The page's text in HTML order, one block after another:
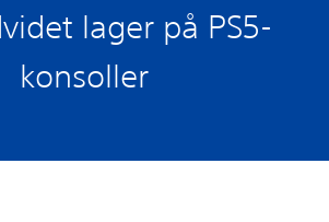
lager på PS5-
konsoller